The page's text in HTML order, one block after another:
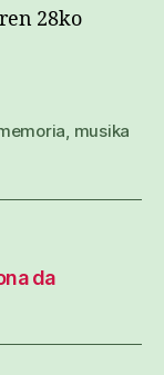
28ko
, musika
da